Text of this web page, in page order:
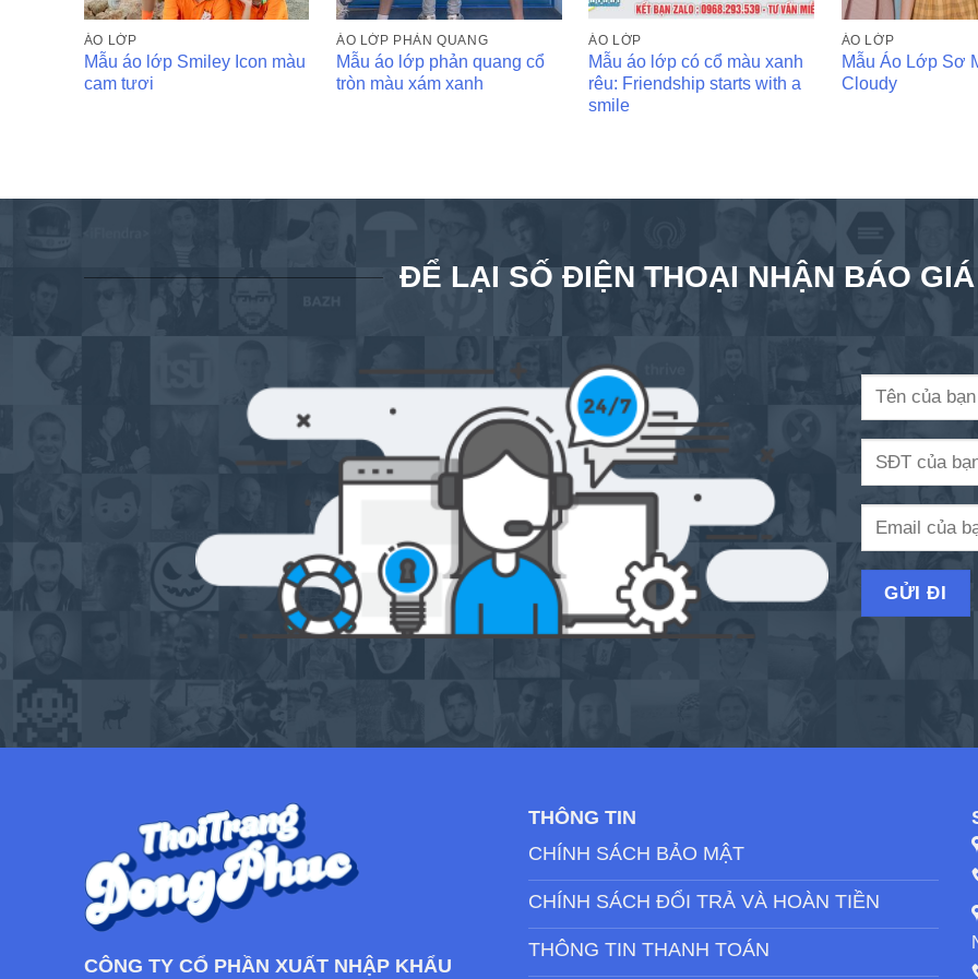
ÁO LỚP
Mẫu áo lớp Smiley Icon màu
cam tươi
ÁO LỚP PHẢN QUANG
Mẫu áo lớp phản quang cổ
tròn màu xám xanh
ÁO LỚP
Mẫu áo lớp có cổ màu xanh
rêu: Friendship starts with a
smile
ÁO LỚP
Mẫu Áo Lớp Sơ
Cloudy
ĐỂ LẠI SỐ ĐIỆN THOẠI NHẬN BÁO GIÁ
CÔNG TY CỔ PHẦN XUẤT NHẬP KHẨU
THÔNG TIN
CHÍNH SÁCH BẢO MẬT
CHÍNH SÁCH ĐỔI TRẢ VÀ HOÀN TIỀN
THÔNG TIN THANH TOÁN